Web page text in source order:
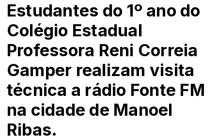
Estudantes do 1º ano do
Colégio Estadual
Professora Reni Correia
Gamper realizam visita
técnica a rádio Fonte FM
na cidade de Manoel
Ribas.